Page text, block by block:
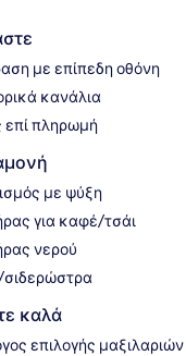
με επίπεδη οθόνη
κανάλια
επί πληρωμή
με ψύξη
για καφέ/τσάι
νερού
σιδερώστρα
καλά
επιλογής μαξιλαριών